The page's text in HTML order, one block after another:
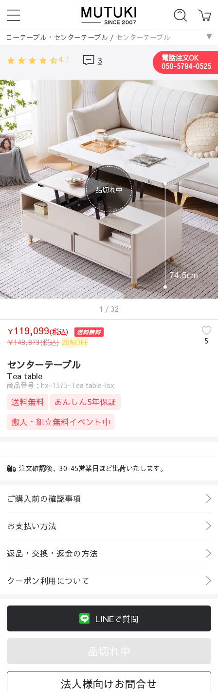
ローテーブル・センターテーブル / センターテーブル
4.7 3
電話注文OK
050-5794-0525
品切れ中
1 / 32
￥119,099(税込)
￥148,873(税込) 20%OFF 5
センターテーブル
Tea table
商品番号：hx-1575-Tea table-lsx
送料無料
あんしん5年保証
搬入・組立無料イベント中
注文確認後、30-45営業日ほど出荷いたします。
ご購入前の確認事項
お支払い方法
返品・交換・返金の方法
クーポン利用について
LINEで質問
品切れ中
法人様向けお問合せ